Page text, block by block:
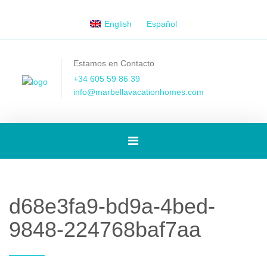
English Español
Estamos en Contacto
+34 605 59 86 39
info@marbellavacationhomes.com
[Spanish]
navigation
d68e3fa9-bd9a-4bed-
9848-224768baf7aa